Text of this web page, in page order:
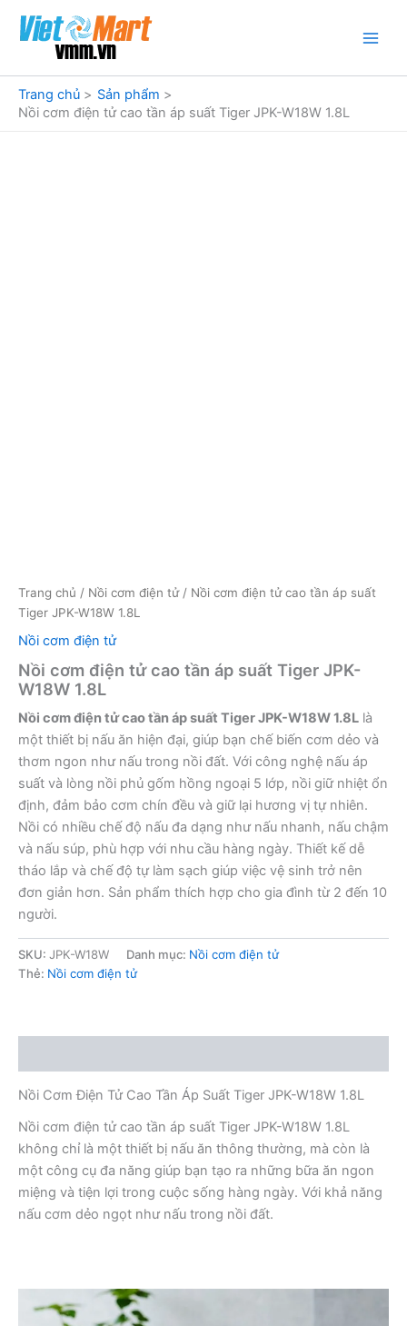
dung
Trang chủ
Sản phẩm
Nồi cơm điện tử cao tần áp suất Tiger JPK-W18W 1.8L
Trang chủ / Nồi cơm điện tử/ Nồi cơm điện tử cao tần áp suất
Tiger JPK-W18W 1.8L
Nồi cơm điện tử
Nồi cơm điện tử cao tần áp suất Tiger JPK-
W18W 1.8L
Nồi cơm điện tử cao tần áp suất Tiger JPK-W18W 1.8L là
một thiết bị nấu ăn hiện đại, giúp bạn chế biến cơm dẻo và
thơm ngon như nấu trong nồi đất. Với công nghệ nấu áp
suất và lòng nồi phủ gốm hồng ngoại 5 lớp, nồi giữ nhiệt ổn
định, đảm bảo cơm chín đều và giữ lại hương vị tự nhiên.
Nồi có nhiều chế độ nấu đa dạng như nấu nhanh, nấu chậm
và nấu súp, phù hợp với nhu cầu hàng ngày. Thiết kế dễ
tháo lắp và chế độ tự làm sạch giúp việc vệ sinh trở nên
đơn giản hơn. Sản phẩm thích hợp cho gia đình từ 2 đến 10
người.
SKU: JPK-W18W Danh mục: Nồi cơm điện tử
Thẻ: Nồi cơm điện tử
Nồi Cơm Điện Tử Cao Tần Áp Suất Tiger JPK-W18W 1.8L
Nồi cơm điện tử cao tần áp suất Tiger JPK-W18W 1.8L
không chỉ là một thiết bị nấu ăn thông thường, mà còn là
một công cụ đa năng giúp bạn tạo ra những bữa ăn ngon
miệng và tiện lợi trong cuộc sống hàng ngày. Với khả năng
nấu cơm dẻo ngọt như nấu trong nồi đất.